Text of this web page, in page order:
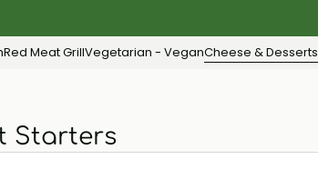
Red Meat GrillVegetarian - VeganCheese & Desserts
Starters